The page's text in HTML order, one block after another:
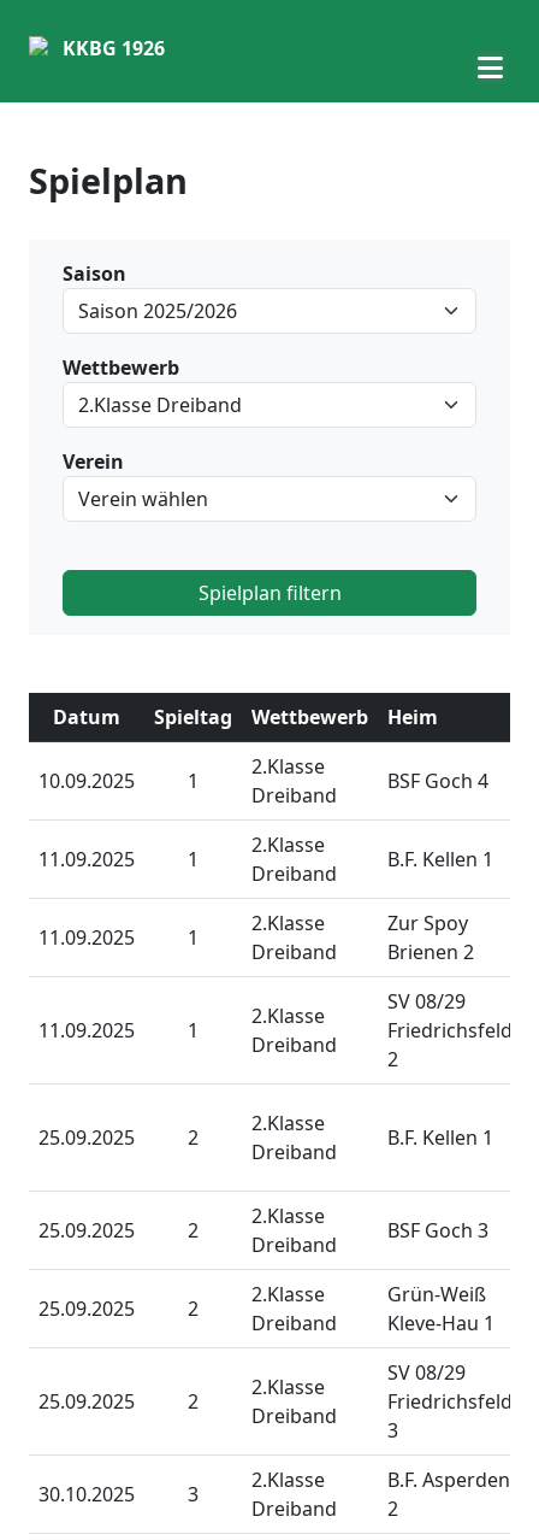
KKBG 1926
Spielplan
Saison
Wettbewerb
Verein
Spielplan filtern
Datum Spieltag Wettbewerb Heim
10.09.2025 1
2.Klasse
Dreiband
BSF Goch 4
11.09.2025 1
2.Klasse
Dreiband
B.F. Kellen 1
11.09.2025 1
2.Klasse
Dreiband
Zur Spoy
Brienen 2
11.09.2025 1
2.Klasse
Dreiband
SV 08/29
Friedrichsfeld
2
25.09.2025 2
2.Klasse
Dreiband
B.F. Kellen 1
25.09.2025 2
2.Klasse
Dreiband
BSF Goch 3
25.09.2025 2
2.Klasse
Dreiband
Grün-Weiß
Kleve-Hau 1
25.09.2025 2
2.Klasse
Dreiband
SV 08/29
Friedrichsfeld
3
30.10.2025 3
2.Klasse
Dreiband
B.F. Asperden
2